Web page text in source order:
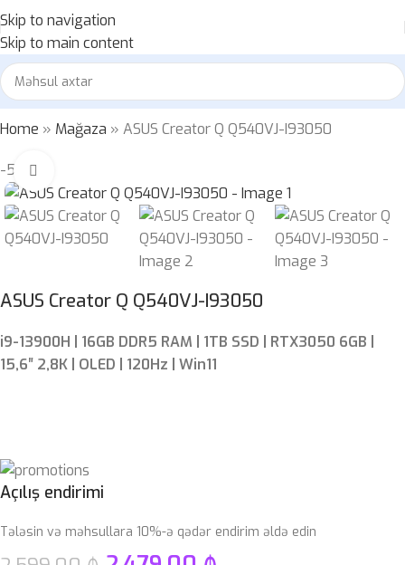
Skip to navigation
Skip to main content
Home » Mağaza » ASUS Creator Q Q540VJ-I93050
-5%
ASUS Creator Q Q540VJ-I93050
i9-13900H | 16GB DDR5 RAM | 1TB SSD | RTX3050 6GB |
15,6″ 2,8K | OLED | 120Hz | Win11
Açılış endirimi
Tələsin və məhsullara 10%-ə qədər endirim əldə edin